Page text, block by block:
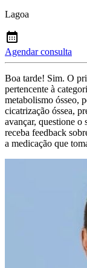
Lagoa
Agendar consulta
Boa tarde! Sim. O
pertencente à
metabolismo ósseo,
cicatrização óssea,
avançar, questione o
receba feedback
a medicação que